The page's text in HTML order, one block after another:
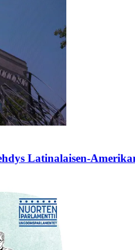
Latinalaisen-